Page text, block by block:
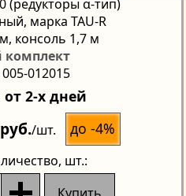
(редукторы α-тип)
марка TAU-R
консоль 1,7 м
012015
от 2-х дней
/шт. до -4%
, шт.: